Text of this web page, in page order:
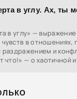
в углу. Ах, ты
в углу» —
в отношениях,
раздражением и
что!» — о хаотичной и